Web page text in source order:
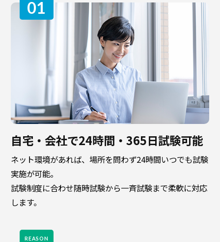
01
自宅・会社で24時間・365日試験可能
ネット環境があれば、場所を問わず24時間いつでも試験
実施が可能。
試験制度に合わせ随時試験から一斉試験まで柔軟に対応
します。
REASON